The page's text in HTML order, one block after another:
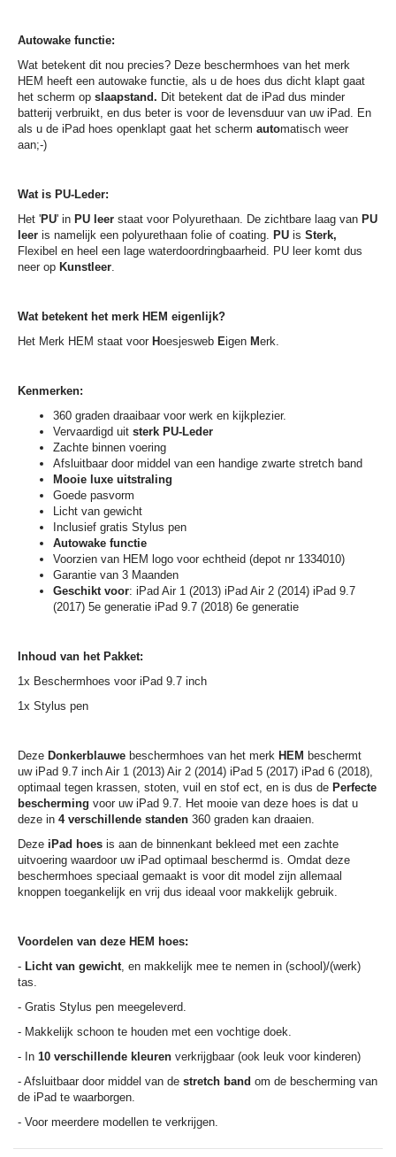
Autowake functie:
Wat betekent dit nou precies? Deze beschermhoes van het merk
HEM heeft een autowake functie, als u de hoes dus dicht klapt gaat
het scherm op slaapstand. Dit betekent dat de iPad dus minder
batterij verbruikt, en dus beter is voor de levensduur van uw iPad. En
als u de iPad hoes openklapt gaat het scherm automatisch weer
aan;-)
Wat is PU-Leder:
Het 'PU' in PU leer staat voor Polyurethaan. De zichtbare laag van PU
leer is namelijk een polyurethaan folie of coating. PU is Sterk,
Flexibel en heel een lage waterdoordringbaarheid. PU leer komt dus
neer op Kunstleer.
Wat betekent het merk HEM eigenlijk?
Het Merk HEM staat voor Hoesjesweb Eigen Merk.
Kenmerken:
360 graden draaibaar voor werk en kijkplezier.
Vervaardigd uit sterk PU-Leder
Zachte binnen voering
Afsluitbaar door middel van een handige zwarte stretch band
Mooie luxe uitstraling
Goede pasvorm
Licht van gewicht
Inclusief gratis Stylus pen
Autowake functie
Voorzien van HEM logo voor echtheid (depot nr 1334010)
Garantie van 3 Maanden
Geschikt voor: iPad Air 1 (2013) iPad Air 2 (2014) iPad 9.7
(2017) 5e generatie iPad 9.7 (2018) 6e generatie
Inhoud van het Pakket:
1x Beschermhoes voor iPad 9.7 inch
1x Stylus pen
Deze Donkerblauwe beschermhoes van het merk HEM beschermt
uw iPad 9.7 inch Air 1 (2013) Air 2 (2014) iPad 5 (2017) iPad 6 (2018),
optimaal tegen krassen, stoten, vuil en stof ect, en is dus de Perfecte
bescherming voor uw iPad 9.7. Het mooie van deze hoes is dat u
deze in 4 verschillende standen 360 graden kan draaien.
Deze iPad hoes is aan de binnenkant bekleed met een zachte
uitvoering waardoor uw iPad optimaal beschermd is. Omdat deze
beschermhoes speciaal gemaakt is voor dit model zijn allemaal
knoppen toegankelijk en vrij dus ideaal voor makkelijk gebruik.
Voordelen van deze HEM hoes:
- Licht van gewicht, en makkelijk mee te nemen in (school)/(werk)
tas.
- Gratis Stylus pen meegeleverd.
- Makkelijk schoon te houden met een vochtige doek.
- In 10 verschillende kleuren verkrijgbaar (ook leuk voor kinderen)
- Afsluitbaar door middel van de stretch band om de bescherming van
de iPad te waarborgen.
- Voor meerdere modellen te verkrijgen.